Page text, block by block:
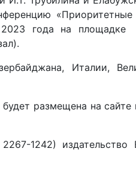
«Приоритетные
2023 года на площадке
Италии,
размещена на сайте
1242) издательство